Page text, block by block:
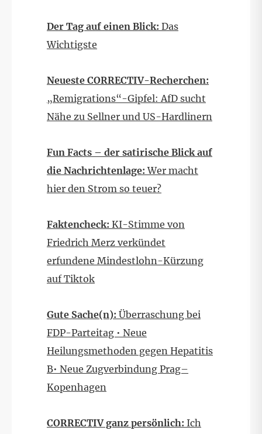
Der Tag auf einen Blick: Das
Wichtigste
Neueste CORRECTIV-Recherchen:
„Remigrations“-Gipfel: AfD sucht
Nähe zu Sellner und US-Hardlinern
Fun Facts – der satirische Blick auf
die Nachrichtenlage: Wer macht
hier den Strom so teuer?
Faktencheck: KI-Stimme von
Friedrich Merz verkündet
erfundene Mindestlohn-Kürzung
auf Tiktok
Gute Sache(n): Überraschung bei
FDP-Parteitag • Neue
Heilungsmethoden gegen Hepatitis
B• Neue Zugverbindung Prag–
Kopenhagen
CORRECTIV ganz persönlich: Ich